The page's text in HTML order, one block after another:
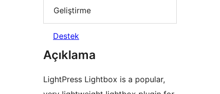
Geliştirme
Destek
Açıklama
LightPress Lightbox is a popular,